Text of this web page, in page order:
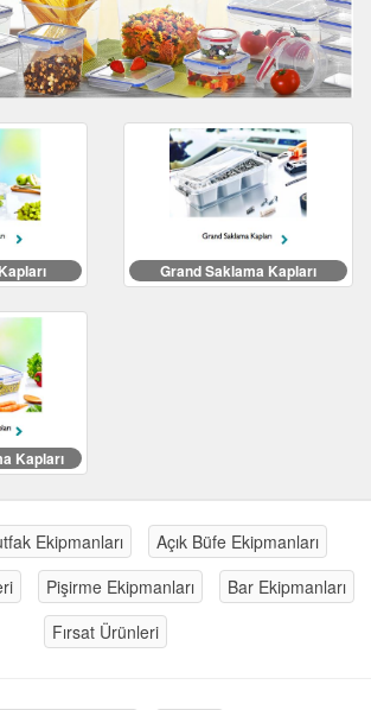
Grand Saklama Kapları
Kapları
Ekipmanları
Açık Büfe Ekipmanları
Pişirme Ekipmanları
Bar Ekipmanları
Fırsat Ürünleri